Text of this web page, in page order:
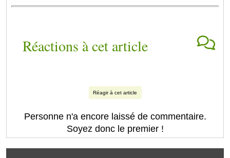
Réactions à cet article
Réagir à cet article
Personne n'a encore laissé de commentaire.
Soyez donc le premier !